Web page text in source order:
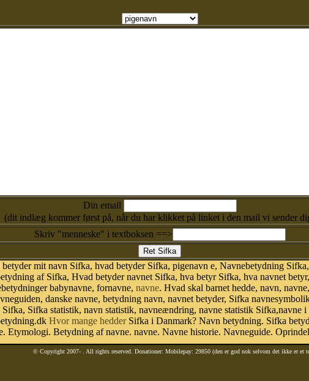
Din email
(dit indlæg kommer først på, når du har klikket på linket i den mail vi sender
Skriv "menneske" i textboksen ==>
mit navn Sifka, hvad betyder Sifka, pigenavn e, Navnebetydning
af Sifka, Hvad betyder navnet Sifka, hva betyr Sifka, hva navnet
babynavne, fornavne, navne. Hvad skal barnet hedde, navn,
danske navne, betydning navn, navnet betyder, Sifka
Sifka statistik, navn statistik, navneændring, navne statistik Sifka,navne
Hvor mange hedderSifka i Danmark? Navn betydning. Sifka
Etymologi. Betydning af navne. navne. Navne historie. Navneguide.
© Copyright 2007- . All rights reserved. Donationer: Mobilepay: 29850 (den er god nok selvom det ikke er et